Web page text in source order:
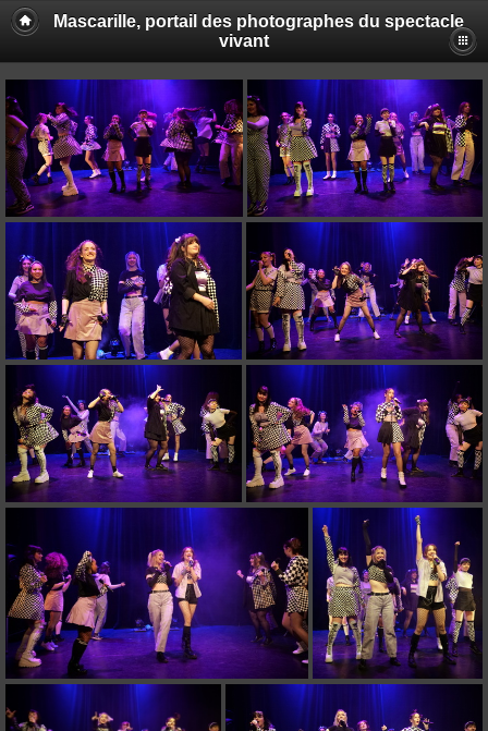
Mascarille, portail des photographes du spectacle
vivant